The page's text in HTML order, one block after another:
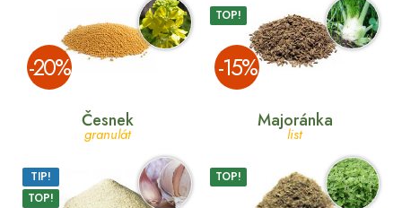
­-20%
TOP!
­-15%
Česnek
granulát
TIP!
TOP!
Majoránka
list
TOP!